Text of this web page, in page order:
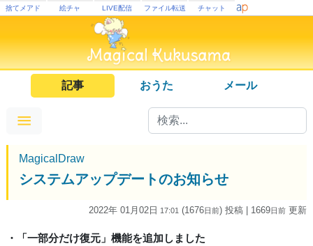
捨てメアド 絵チャ LIVE配信 ファイル転送 チャット
記事 おうた メール
MagicalDraw
システムアップデートのお知らせ
2022年 01月02日 17:01 (1676日前) 投稿 | 1669日前 更新
・「一部分だけ復元」機能を追加しました